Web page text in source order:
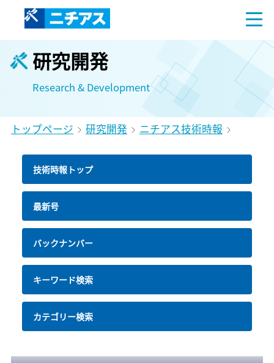
研究開発
Research & Development
トップページ 研究開発 ニチアス技術時報
技術時報トップ
最新号
バックナンバー
キーワード検索
カテゴリー検索